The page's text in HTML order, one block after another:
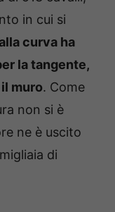
in cui si
curva ha
la tangente,
muro. Come
non si è
ne è uscito
di